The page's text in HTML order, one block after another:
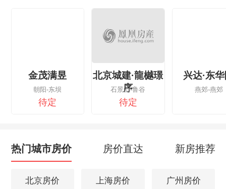
金茂满昱
朝阳-东坝
待定
北京城建·龍樾璟
序
石景山-鲁谷
待定
兴达·东
燕郊-燕郊
热门城市房价 房价直达 新房推荐
北京房价 上海房价 广州房价